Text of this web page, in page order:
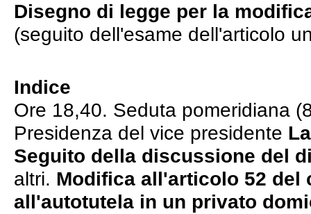
Disegno di legge per la
(seguito dell'esame dell'articolo
Indice
Ore 18,40. Seduta pomeridiana
Presidenza del vice presidente
Seguito della discussione del
altri. Modifica all'articolo 52 del
all'autotutela in un privato